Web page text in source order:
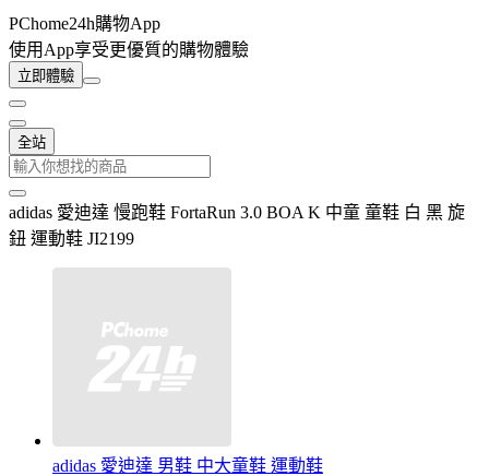
PChome24h購物App
使用App享受更優質的購物體驗
立即體驗
全站
adidas 愛迪達 慢跑鞋 FortaRun 3.0 BOA K 中童 童鞋 白 黑 旋
鈕 運動鞋 JI2199
adidas 愛迪達 男鞋 中大童鞋 運動鞋